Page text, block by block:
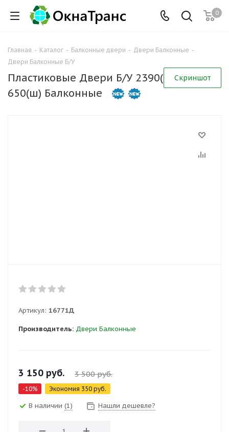
0
Главная - Каталог - Балконные двери - Двери Балконные -
Двери Балконные Б/У
Скриншот
Пластиковые Двери Б/У 2390(в) х
650(ш) Балконные
Артикул: 16771Д
Производитель: Двери Балконные
3 150 руб. 3 500руб.
-10% Экономия 350 руб.
В наличии (1) Нашли дешевле?